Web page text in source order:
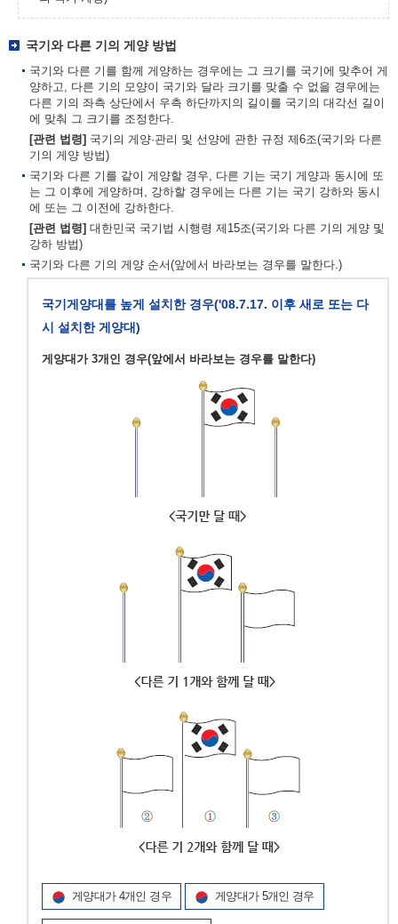
국기와 다른 기의 게양 방법
국기와 다른 기를 함께 게양하는 경우에는 그 크기를 국기에 맞추어 게
양하고, 다른 기의 모양이 국기와 달라 크기를 맞출 수 없을 경우에는
다른 기의 좌측 상단에서 우측 하단까지의 길이를 국기의 대각선 길이
에 맞춰 그 크기를 조정한다.
[관련 법령] 국기의 게양·관리 및 선양에 관한 규정 제6조(국기와 다른
기의 게양 방법)
국기와 다른 기를 같이 게양할 경우, 다른 기는 국기 게양과 동시에 또
는 그 이후에 게양하며, 강하할 경우에는 다른 기는 국기 강하와 동시
에 또는 그 이전에 강하한다.
[관련 법령] 대한민국 국기법 시행령 제15조(국기와 다른 기의 게양 및
강하 방법)
국기와 다른 기의 게양 순서(앞에서 바라보는 경우를 말한다.)
국기게양대를 높게 설치한 경우('08.7.17. 이후 새로 또는 다
시 설치한 게양대)
게양대가 3개인 경우(앞에서 바라보는 경우를 말한다)
게양대가 4개인 경우 게양대가 5개인 경우